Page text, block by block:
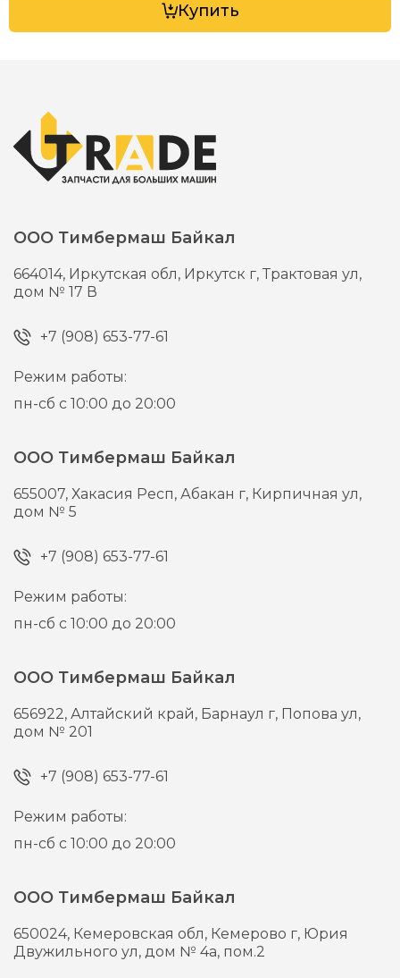
Купить
ООО Тимбермаш Байкал
664014, Иркутская обл, Иркутск г,Трактовая ул,
дом № 17 В
+7 (908) 653-77-61
Режим работы:
пн-сб с 10:00 до 20:00
ООО Тимбермаш Байкал
655007,Хакасия Респ, Абакан г, Кирпичная ул,
дом № 5
+7 (908) 653-77-61
Режим работы:
пн-сб с 10:00 до 20:00
ООО Тимбермаш Байкал
656922,Алтайский край, Барнаул г, Попова ул,
дом № 201
+7 (908) 653-77-61
Режим работы:
пн-сб с 10:00 до 20:00
ООО Тимбермаш Байкал
650024, Кемеровская обл, Кемерово г, Юрия
Двужильного ул, дом № 4а, пом.2